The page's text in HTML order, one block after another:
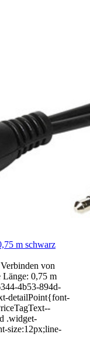
m schwarz
von
0,75 m
4b53-894d-
detailPoint{font-
.widget-
size:12px;line-